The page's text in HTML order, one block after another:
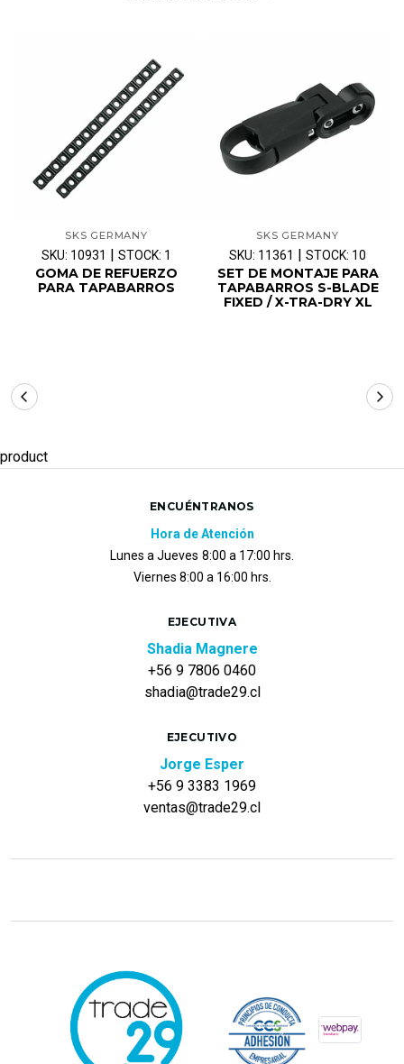
SKS GERMANY
SKU: 10931 | STOCK: 1
GOMA DE REFUERZO
PARA TAPABARROS
SKS GERMANY
SKU: 11361 | STOCK: 10
SET DE MONTAJE PARA
TAPABARROS S-BLADE
FIXED / X-TRA-DRY XL
product
ENCUÉNTRANOS
Hora de Atención
Lunes a Jueves 8:00 a 17:00 hrs.
Viernes 8:00 a 16:00 hrs.
EJECUTIVA
Shadia Magnere
+56 9 7806 0460
shadia@trade29.cl
EJECUTIVO
Jorge Esper
+56 9 3383 1969
ventas@trade29.cl